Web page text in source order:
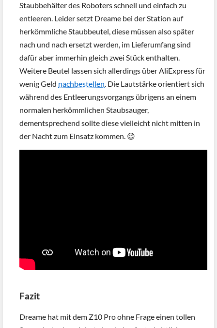
Staubbehälter des Roboters schnell und einfach zu
entleeren. Leider setzt Dreame bei der Station auf
herkömmliche Staubbeutel, diese müssen also später
nach und nach ersetzt werden, im Lieferumfang sind
dafür aber immerhin gleich zwei Stück enthalten.
Weitere Beutel lassen sich allerdings über AliExpress für
wenig Geld nachbestellen. Die Lautstärke orientiert sich
während des Entleerungsvorgangs übrigens an einem
normalen herkömmlichen Staubsauger,
dementsprechend sollte diese vielleicht nicht mitten in
der Nacht zum Einsatz kommen. 😉
Fazit
Dreame hat mit dem Z10 Pro ohne Frage einen tollen